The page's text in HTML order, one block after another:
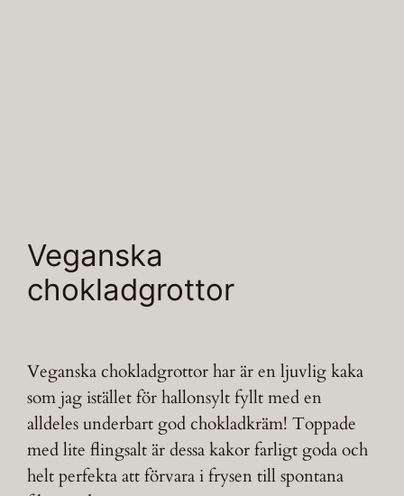
Veganska
chokladgrottor
Veganska chokladgrottor har är en ljuvlig kaka
som jag istället för hallonsylt fyllt med en
alldeles underbart god chokladkräm! Toppade
med lite flingsalt är dessa kakor farligt goda och
helt perfekta att förvara i frysen till spontana